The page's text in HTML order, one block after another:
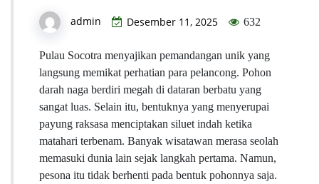
admin Desember 11, 2025 632
Pulau Socotra menyajikan pemandangan unik yang
langsung memikat perhatian para pelancong. Pohon
darah naga berdiri megah di dataran berbatu yang
sangat luas. Selain itu, bentuknya yang menyerupai
payung raksasa menciptakan siluet indah ketika
matahari terbenam. Banyak wisatawan merasa seolah
memasuki dunia lain sejak langkah pertama. Namun,
pesona itu tidak berhenti pada bentuk pohonnya saja.